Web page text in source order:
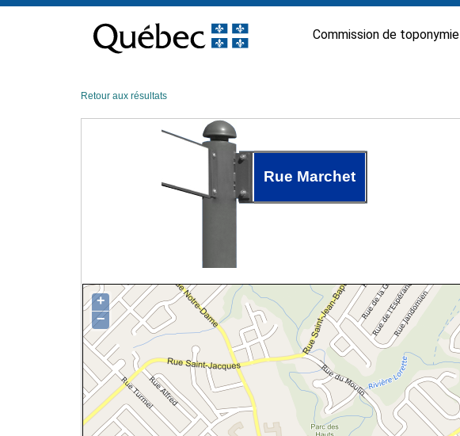
contenu
Commission de toponymie
Retour aux résultats
Rue Marchet
+
−